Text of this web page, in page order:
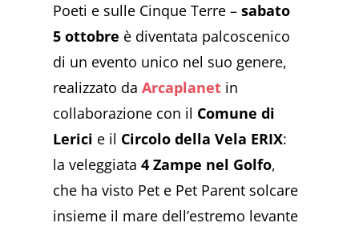
Poeti e sulle Cinque Terre –sabato
5 ottobre è diventata palcoscenico
di un evento unico nel suo genere,
realizzato daArcaplanet in
collaborazione con il Comune di
Lerici e il Circolo della Vela ERIX:
la veleggiata4 Zampe nel Golfo,
che ha visto Pet e Pet Parent solcare
insieme il mare dell’estremo levante